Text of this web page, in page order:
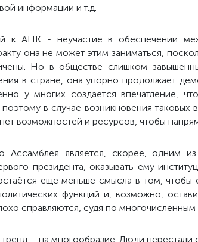
информации и т.д.
к АНК - неучастие в обеспечении
она не может этим заниматься,
Но в обществе слишком
в стране, она упорно продолжает
у многих создаётся впечатление,
в случае возникновения
возможностей и ресурсов, чтобы
Ассамблея является, скорее, одним
президента, оказывать ему
еще меньше смысла в том,
функций и, возможно,
справляются, судя по
– на многообразие. Люди перестали